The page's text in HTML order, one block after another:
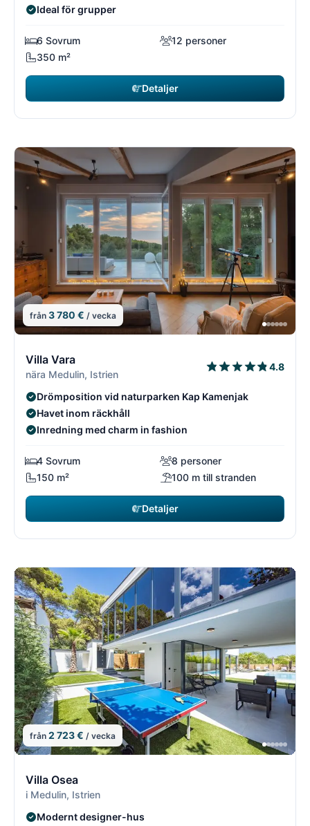
Ideal för grupper
6 Sovrum
12 personer
350 m²
Detaljer
från 3 780 € / vecka
Villa Vara
nära Medulin, Istrien
4.8
Drömposition vid naturparken Kap Kamenjak
Havet inom räckhåll
Inredning med charm in fashion
4 Sovrum
8 personer
150 m²
100 m till stranden
Detaljer
från 2 723 € / vecka
Villa Osea
i Medulin, Istrien
Modernt designer-hus